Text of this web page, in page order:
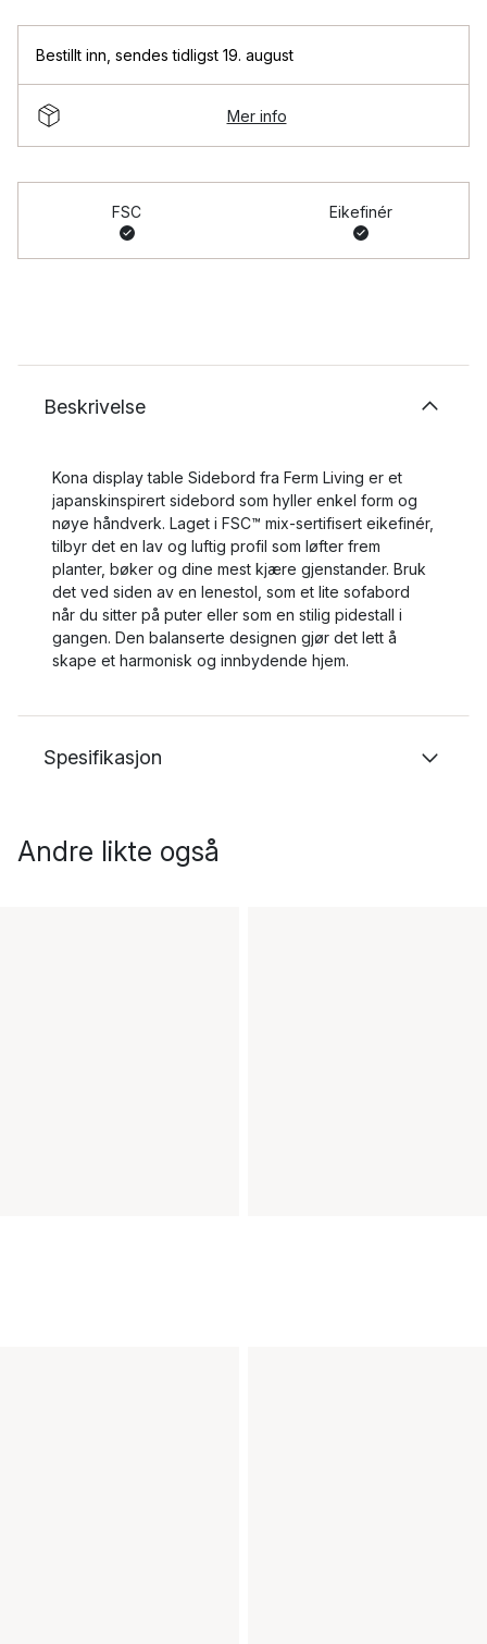
Bestillt inn sendes tidligst 19. august
Mer info
FSC Eikefinér
Beskrivelse
Kona display table Sidebord fra Ferm Living er et
japanskinspirert sidebord som hyller enkel form og
nøye håndverk. Laget i FSC™ mix‑sertifisert eikefinér,
tilbyr det en lav og luftig profil som løfter frem
planter, bøker og dine mest kjære gjenstander. Bruk
det ved siden av en lenestol, som et lite sofabord
når du sitter på puter eller som en stilig pidestall i
gangen. Den balanserte designen gjør det lett å
skape et harmonisk og innbydende hjem.
Spesifikasjon
Andre likte også